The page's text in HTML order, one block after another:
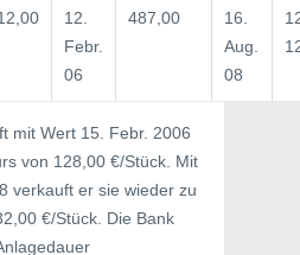
12.
Febr.
06
487,00
16.
Aug.
08
mit Wert 15. Febr. 2006
von 128,00 €/Stück. Mit
verkauft er sie wieder zu
€/Stück. Die Bank